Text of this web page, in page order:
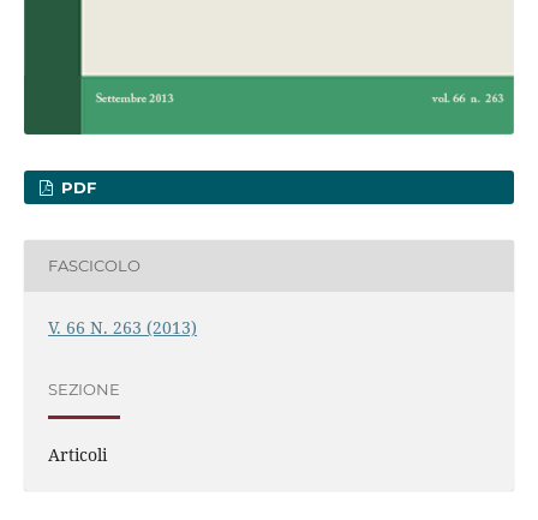
PDF
FASCICOLO
V. 66 N. 263 (2013)
SEZIONE
Articoli